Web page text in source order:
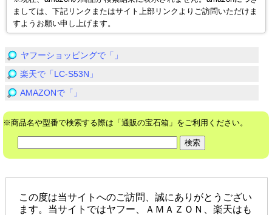
ましては、下記リンクまたはサイト上部リンクよりご訪問いただけま
すようお願い申し上げます。
ヤフーショッピングで「」
楽天で「LC-S53N」
AMAZONで「」
※商品名や型番で検索する際は「通販の宝石箱」をご利用ください。
この度は当サイトへのご訪問、誠にありがとうござい
ます。当サイトではヤフー、ＡＭＡＺＯＮ、楽天はも